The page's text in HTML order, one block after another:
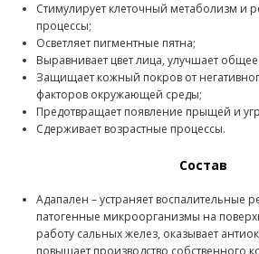
Стимулирует клеточный метаболизм и
процессы;
Осветляет пигментные пятна;
Выравнивает цвет лица, улучшает
Защищает кожный покров от
факторов окружающей среды;
Предотвращает появление прыщей и
Сдерживает возрастные процессы.
Состав
Адапален – устраняет воспалительные
патогенные микроорганизмы на
работу сальных желез, оказывает
повышает производство собственного